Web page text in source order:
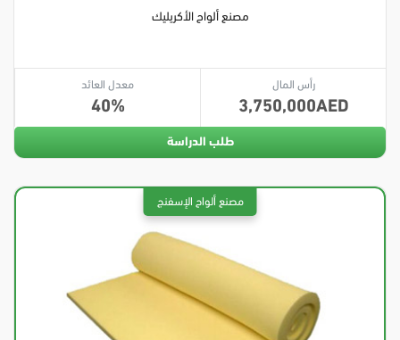
مصنع ألواح الأكريليك
رأس المال
3,750,000
معدل العائد
40
طلب الدراسة